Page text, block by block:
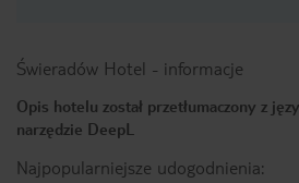
Świeradów Hotel - informacje
Opis hotelu został przetłumaczony z
narzędzie DeepL
Najpopularniejsze udogodnienia: